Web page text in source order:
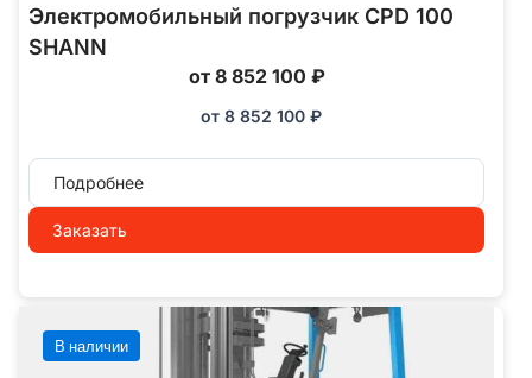
Электромобильный погрузчик CPD 100
SHANN
от 8 852 100 ₽
от 8 852 100 ₽
Подробнее
Заказать
В наличии